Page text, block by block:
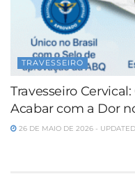
TRAVESSEIRO
Travesseiro
Acabar com a Dor
26 DE MAIO DE 2026 -